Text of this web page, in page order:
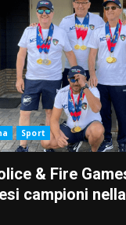
Sport
& Fire
campioni